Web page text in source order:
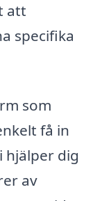
att
specifika
som
få in
hjälper dig
av